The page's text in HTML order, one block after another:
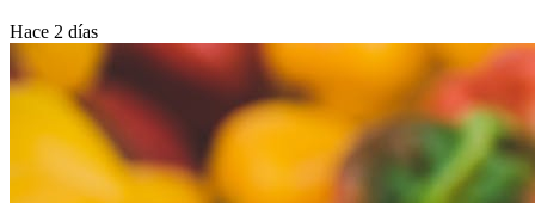
Hace 2 días